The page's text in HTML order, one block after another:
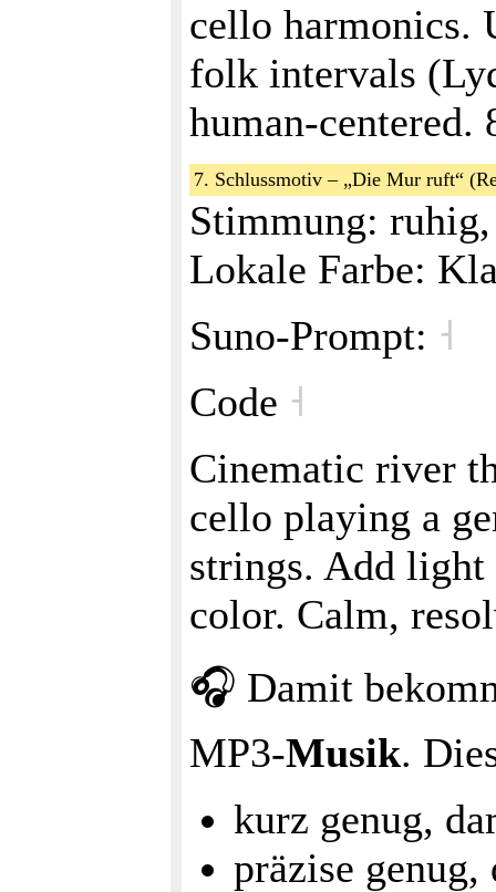
cello harmonics.
folk intervals
human-
7. Schlussmotiv – „Die Mur ruft“
Stimmung:
Lokale Farbe:
Suno‑Prompt: ˧
Code ˧
Cinematic river
cello playing a
strings. Add
color. Calm,
🎧 Damit
MP3‑Musik.
kurz genug,
präzise